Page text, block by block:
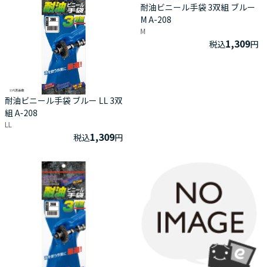
耐油ビニール手袋 ブルー LL 3双
組 A-208
LL
税込1,309円
耐油ビニール手袋 3双組 ブルー
M A-208
M
税込1,309円